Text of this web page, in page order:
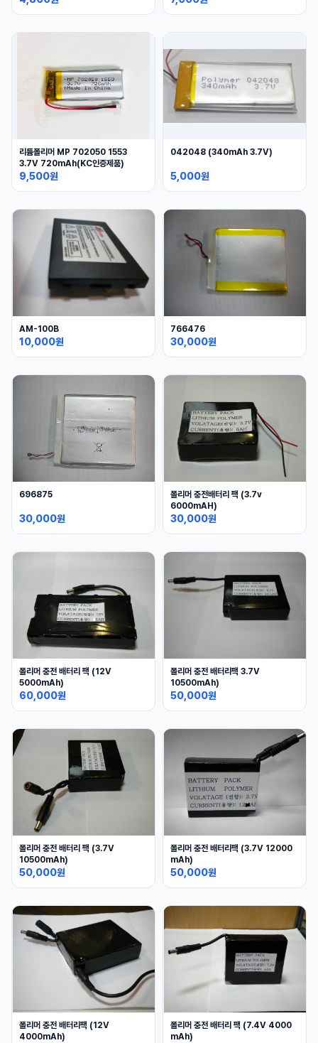
리튬폴리머 MP 702050 1553
3.7V 720mAh(KC인증제품)
9,500원
042048 (340mAh 3.7V)
5,000원
AM-100B
10,000원
766476
30,000원
696875
30,000원
폴리머 충전배터리 팩 (3.7v
6000mAH)
30,000원
폴리머 충전 배터리 팩 (12V
5000mAh)
60,000원
폴리머 충전 배터리팩 3.7V
10500mAh)
50,000원
폴리머 충전 배터리 팩 (3.7V
10500mAh)
50,000원
폴리머 충전 배터리팩 (3.7V 12000
mAh)
50,000원
폴리머 충전 배터리팩 (12V
4000mAh)
폴리머 충전 배터리 팩 (7.4V 4000
mAh)